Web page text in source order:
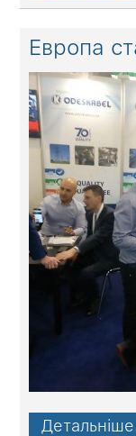
Европа